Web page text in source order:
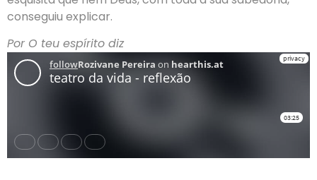
conseguiu explicar.
Por O teu espírito diz